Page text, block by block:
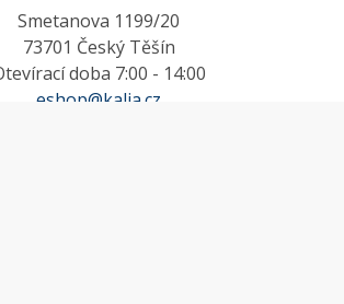
Smetanova 1199/20
73701 Český Těšín
doba 7:00 - 14:00
eshop@kalia.cz